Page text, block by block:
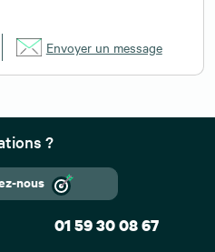
Envoyer un message
?
nous
01 59 30 08 67